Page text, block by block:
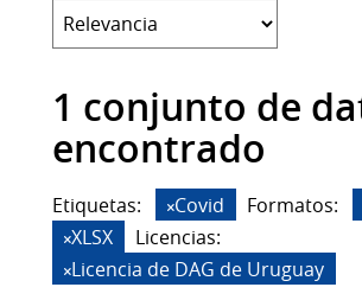
1 conjunto de
encontrado
Etiquetas: Covid Formatos:
XLSX
Licencias:
Licencia de DAG de Uruguay